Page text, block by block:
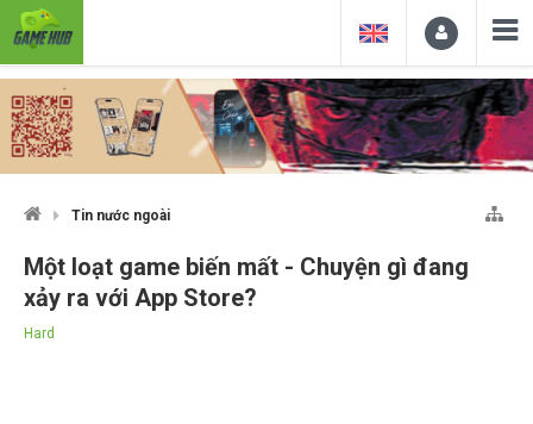
Tin nước ngoài
Một loạt game biến mất - Chuyện gì đang
xảy ra với App Store?
Hard